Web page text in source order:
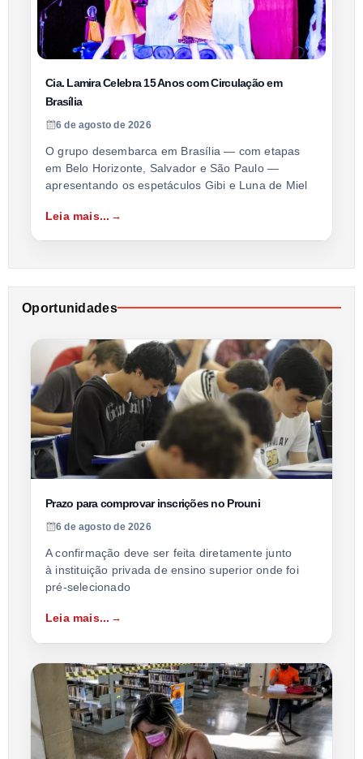
Cia. Lamira Celebra 15 Anos com Circulação em
Brasília
6 de agosto de 2026
O grupo desembarca em Brasília — com etapas
em Belo Horizonte, Salvador e São Paulo —
apresentando os espetáculos Gibi e Luna de Miel
Leia mais...
Oportunidades
Prazo para comprovar inscrições no Prouni
6 de agosto de 2026
A confirmação deve ser feita diretamente junto
à instituição privada de ensino superior onde foi
pré-selecionado
Leia mais...